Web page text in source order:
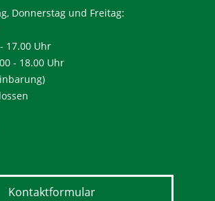
Donnerstag und Freitag:
17.00 Uhr
- 18.00 Uhr
Kontaktformular